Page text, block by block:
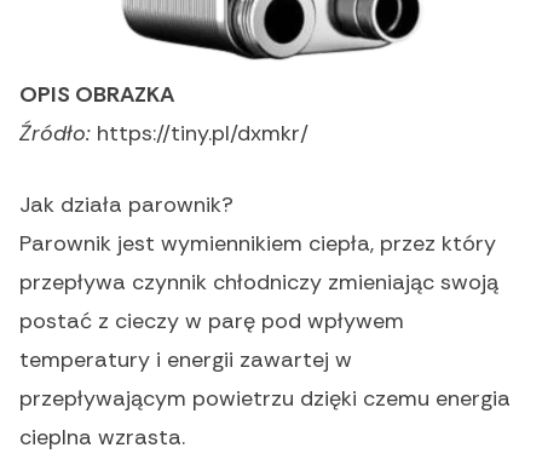
OPIS OBRAZKA
Źródło: https://tiny.pl/dxmkr/
Jak działa parownik?
Parownik jest wymiennikiem ciepła, przez który
przepływa czynnik chłodniczy zmieniając swoją
postać z cieczy w parę pod wpływem
temperatury i energii zawartej w
przepływającym powietrzu dzięki czemu energia
cieplna wzrasta.